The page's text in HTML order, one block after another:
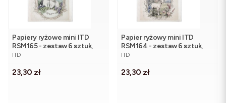
Papiery ryżowe mini ITD
RSM165 - zestaw 6 sztuk,
Kotki
PRODUCENT
ITD
Cena
23,30 zł
Papier ryżowy mini ITD
RSM164 - zestaw 6 sztuk,
Owce, Kozy
PRODUCENT
ITD
Cena
23,30 zł